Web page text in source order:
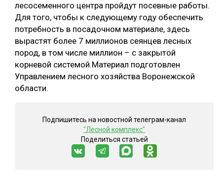
лесосеменного центра пройдут посевные работы.
Для того, чтобы к следующему году обеспечить
потребность в посадочном материале, здесь
вырастят более 7 миллионов сеянцев лесных
пород, в том числе миллион – с закрытой
корневой системой.Материал подготовлен
Управлением лесного хозяйства Воронежской
области.
Подпишитесь на новостной телеграм-канал
"Лесной комплекс"
Поделиться статьей